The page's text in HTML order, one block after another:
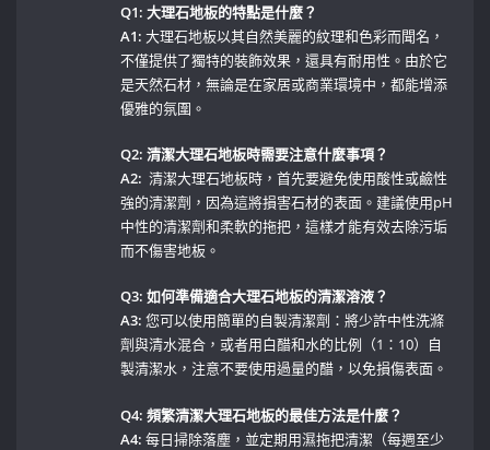
Q1: 大理石地板的特點是什麼？
A1: 大理石地板以其自然美麗的紋理和色彩而聞名，
不僅提供了獨特的裝飾效果，還具有耐用性。由於它
是天然石材，無論是在家居或商業環境中，都能增添
優雅的氛圍。
Q2: 清潔大理石地板時需要注意什麼事項？
A2: ​ 清潔大理石地板時，首先要避免使用酸性或鹼性
強的清潔劑，因為這將損害石材的表面。建議使用pH
中性的清潔劑和柔軟的拖把，這樣才能有效去除污垢
而不傷害地板。
Q3: 如何準備適合大理石地板的清潔溶液？
A3: 您可以使用簡單的自製清潔劑：將少許中性洗滌
劑與清水混合，或者用白醋和水的比例（1：10）自
製清潔水，注意不要使用過量的醋，以免損傷表面。
Q4: 頻繁清潔大理石地板的最佳方法是什麼？
A4: 每日掃除落塵，並定期用濕拖把清潔（每週至少